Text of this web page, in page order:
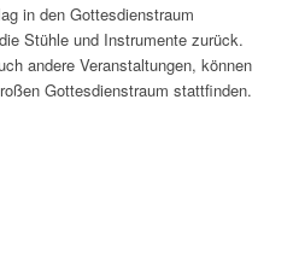
in den Gottesdienstraum
Stühle und Instrumente zurück.
andere Veranstaltungen, können
Gottesdienstraum stattfinden.